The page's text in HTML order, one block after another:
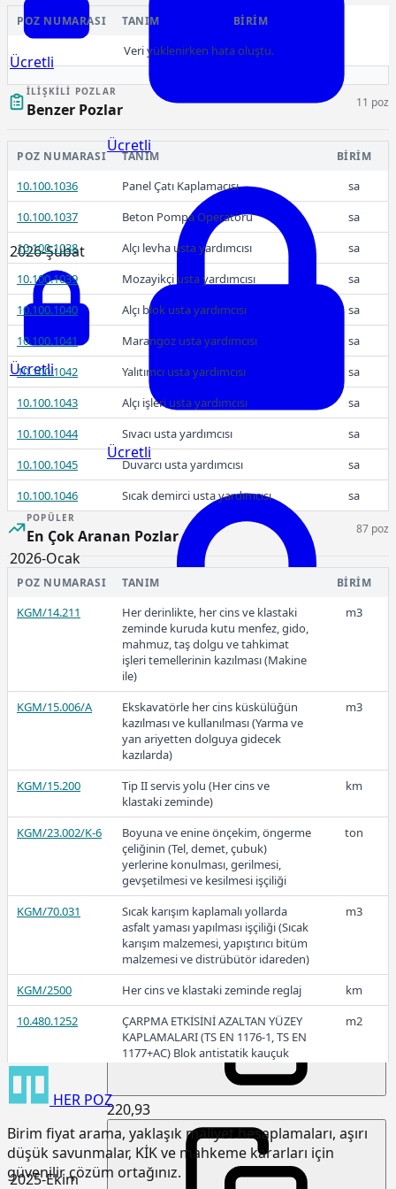
Ücretli
Ücretli
2026-Şubat
Ücretli
Ücretli
2026-Ocak
Ücretli
228,52
2025-Kasım
226,56
2025-Ekim
220,93
POZ NUMARASI TANIM BIRIM
Veri yüklenirken hata oluştu.
İLIŞKILI POZLAR
Benzer Pozlar 11 poz
POZ NUMARASI TANIM BIRIM
10.100.1036 Panel Çatı Kaplamacısı
sa
10.100.1037
Beton Pompa Operatörü
sa
10.100.1038
Alçı levha usta yardımcısı
sa
10.100.1039
Mozayikçi usta yardımcısı
sa
10.100.1040
Alçı blok usta yardımcısı
sa
10.100.1041
Marangoz usta yardımcısı
sa
10.100.1042
Yalıtımcı usta yardımcısı
sa
10.100.1043
Alçı işleri usta yardımcısı
sa
10.100.1044
Sıvacı usta yardımcısı
sa
10.100.1045
Duvarcı usta yardımcısı
sa
10.100.1046
Sıcak demirci usta yardımcısı sa
POPÜLER
En Çok Aranan Pozlar 87 poz
POZ NUMARASI TANIM BIRIM
KGM/14.211
Her derinlikte, her cins ve klastaki
zeminde kuruda kutu menfez, gido,
mahmuz, taş dolgu ve tahkimat
işleri temellerinin kazılması (Makine
ile)
m3
KGM/15.006/A
Ekskavatörle her cins küskülüğün
kazılması ve kullanılması (Yarma ve
yan ariyetten dolguya gidecek
kazılarda)
m3
KGM/15.200
Tip II servis yolu (Her cins ve
klastaki zeminde)
km
KGM/23.002/K-6
Boyuna ve enine önçekim, öngerme
çeliğinin (Tel, demet, çubuk)
yerlerine konulması, gerilmesi,
gevşetilmesi ve kesilmesi işçiliği
ton
KGM/70.031
Sıcak karışım kaplamalı yollarda
asfalt yaması yapılması işçiliği (Sıcak
karışım malzemesi, yapıştırıcı bitüm
malzemesi ve distrübütör idareden)
m3
KGM/2500 Her cins ve klastaki zeminde reglaj
km
10.480.1252
ÇARPMA ETKİSİNİ AZALTAN YÜZEY
KAPLAMALARI (TS EN 1176-1, TS EN
1177+AC) Blok antistatik kauçuk
zemin kaplaması 3cm kalınlıkta
m2
15.120.1007
Makine ile patlayıcı madde
kullanmadan sert kaya kazılması
(Serbest kazı)
m3
15.120.1101
Makine ile her derinlik ve her
genişlikte yumuşak ve sert toprak
HER POZ
Birim fiyat arama, yaklaşık maliyet hesaplamaları, aşırı
düşük savunmalar, KİK ve mahkeme kararları için
güvenilir çözüm ortağınız.